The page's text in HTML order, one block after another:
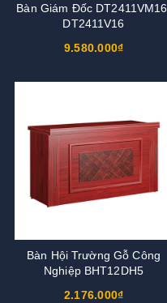
Bàn Giám Đốc DT2411VM16,
DT2411V16
9.580.000₫
Bàn Hội Trường Gỗ Công
Nghiệp BHT12DH5
2.176.000₫